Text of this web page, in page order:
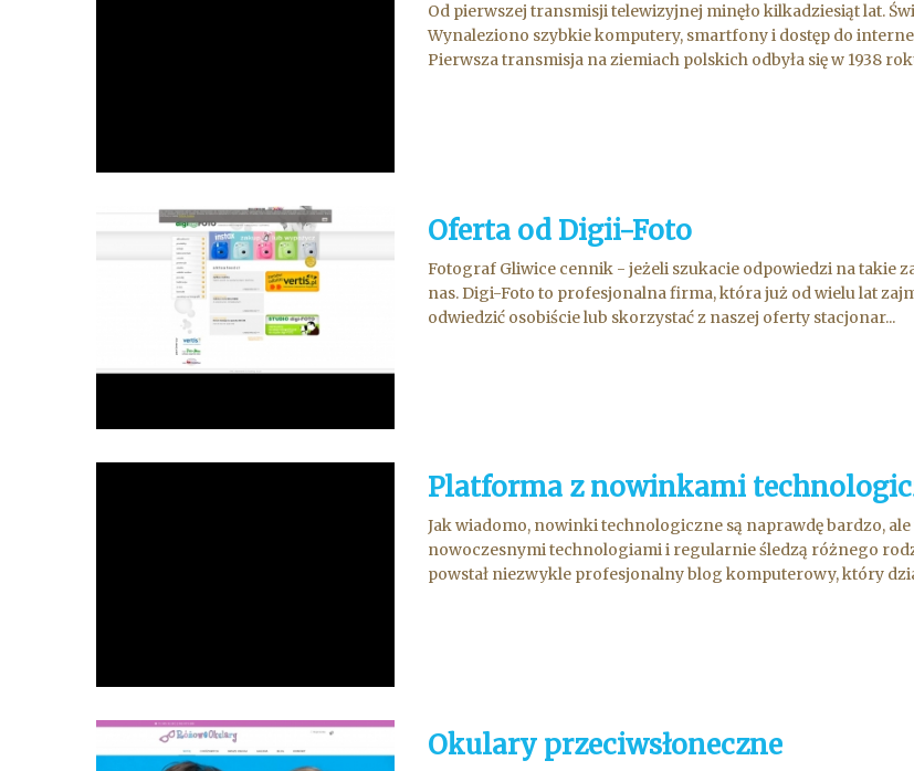
Od pierwszej transmisji telewizyjnej minęło kilkadziesiąt lat.
Wynaleziono szybkie komputery, smartfony i dostęp do
Pierwsza transmisja na ziemiach polskich odbyła się w 1938
Oferta od Digii-Foto
Fotograf Gliwice cennik - jeżeli szukacie odpowiedzi na takie
nas. Digi-Foto to profesjonalna firma, która już od wielu lat
odwiedzić osobiście lub skorzystać z naszej oferty stacjonar...
Platforma z nowinkami
Jak wiadomo, nowinki technologiczne są naprawdę bardzo,
nowoczesnymi technologiami i regularnie śledzą różnego
powstał niezwykle profesjonalny blog komputerowy, który
Okulary przeciwsłoneczne